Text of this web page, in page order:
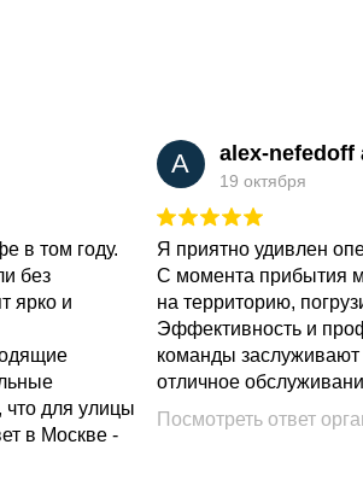
в том году.
без
ярко и
для улицы
в Москве -
A alex-nefedoff
19 октября
Я приятно удивлен
С момента прибытия
на территорию,
Эффективность и
команды
отличное
Посмотреть ответ